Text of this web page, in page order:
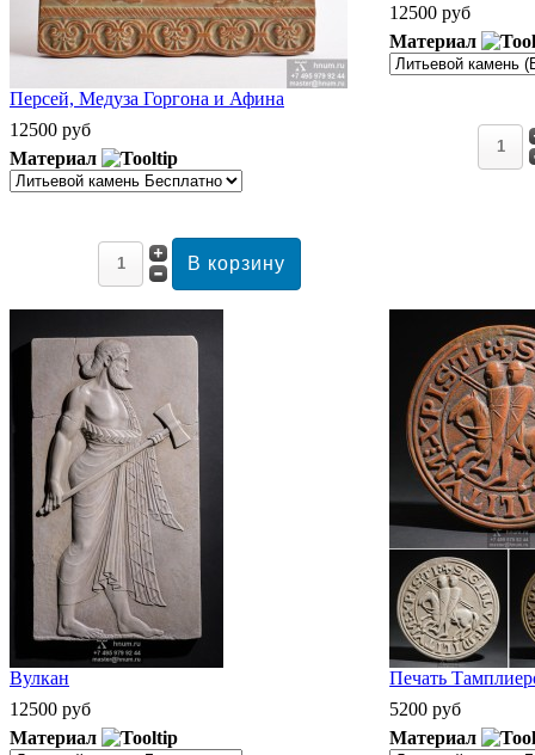
Персей, Медуза Горгона и Афина
12500 руб
Материал
12500 руб
Материал
Вулкан
12500 руб
Материал
Печать
5200 руб
Материал